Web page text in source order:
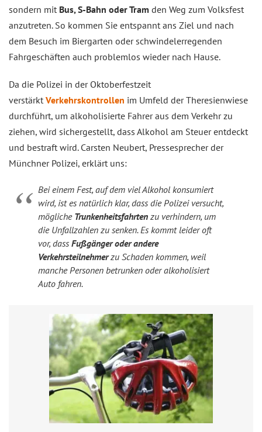
sondern mit Bus, S-Bahn oder Tram den Weg zum Volksfest
anzutreten. So kommen Sie entspannt ans Ziel und nach
dem Besuch im Biergarten oder schwindelerregenden
Fahrgeschäften auch problemlos wieder nach Hause.
Da die Polizei in der Oktoberfestzeit
verstärkt Verkehrskontrollen im Umfeld der Theresienwiese
durchführt, um alkoholisierte Fahrer aus dem Verkehr zu
ziehen, wird sichergestellt, dass Alkohol am Steuer entdeckt
und bestraft wird. Carsten Neubert, Pressesprecher der
Münchner Polizei, erklärt uns:
Bei einem Fest, auf dem viel Alkohol konsumiert
wird, ist es natürlich klar, dass die Polizei versucht,
mögliche Trunkenheitsfahrten zu verhindern, um
die Unfallzahlen zu senken. Es kommt leider oft
vor, dass Fußgänger oder andere
Verkehrsteilnehmerzu Schaden kommen, weil
manche Personen betrunken oder alkoholisiert
Auto fahren.